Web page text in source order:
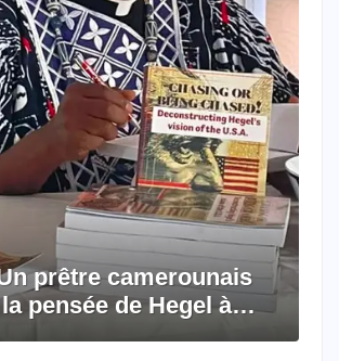
prêtre camerounais
pensée de Hegel à